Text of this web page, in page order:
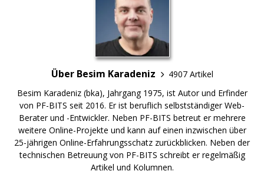
Über Besim Karadeniz
4907 Artikel
Besim Karadeniz (bka), Jahrgang 1975, ist Autor und Erfinder
von PF-BITS seit 2016. Er ist beruflich selbstständiger Web-
Berater und -Entwickler. Neben PF-BITS betreut er mehrere
weitere Online-Projekte und kann auf einen inzwischen über
25-jährigen Online-Erfahrungsschatz zurückblicken. Neben der
technischen Betreuung von PF-BITS schreibt er regelmäßig
Artikel und Kolumnen.